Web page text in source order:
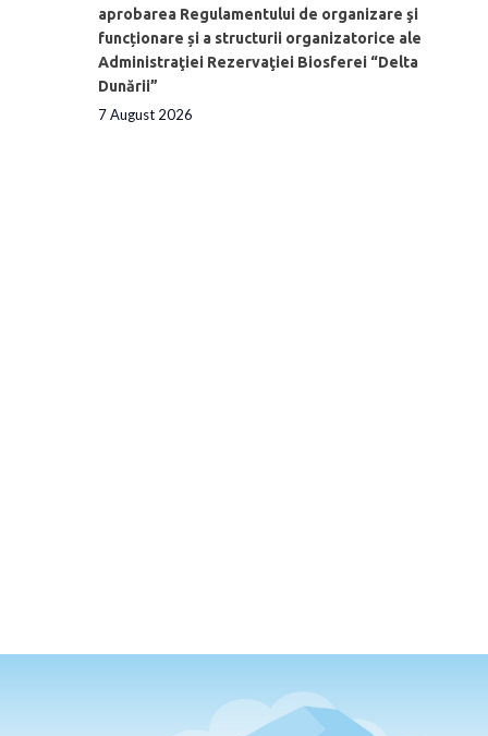
aprobarea Regulamentului de organizare şi
funcționare și a structurii organizatorice ale
Administraţiei Rezervaţiei Biosferei “Delta
Dunării”
7 August 2026